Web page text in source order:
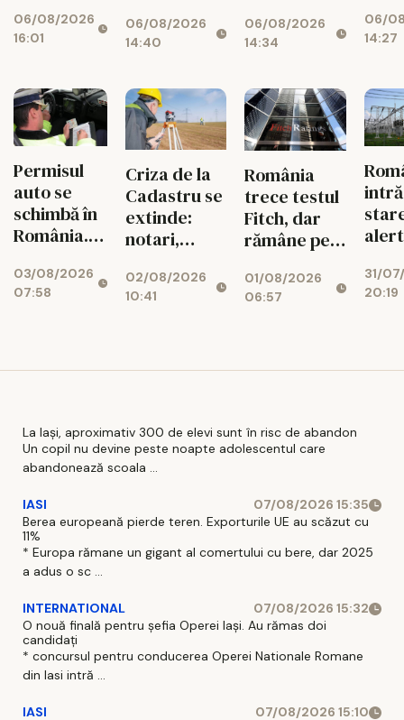
mari pot
rămâne
energie în
orele de
vârf
06/08/2026
16:01
zona
seismică
06/08/2026
14:40
rutiere
decât din
tuberculozei
și a
drogurilor
06/08/2026
14:34
06/
14:27
Permisul
auto se
schimbă în
România.
noi îi
așteaptă
intra în
03/08/2026
07:58
Criza de la
Cadastru se
extinde:
notari,
și bănci,
afectați de
02/08/2026
10:41
România
trece testul
Fitch, dar
rămâne pe
prăpastiei
financiare
01/08/2026
06:57
31/
20:19
La Iași, aproximativ 300 de elevi sunt în risc de abandon
Un copil nu devine peste noapte adolescentul care
abandonează scoala ...
IASI
07/08/2026 15:35
Berea europeană pierde teren. Exporturile UE au scăzut cu
11%
* Europa rămane un gigant al comertului cu bere, dar 2025
a adus o sc ...
INTERNATIONAL
07/08/2026 15:32
O nouă finală pentru șefia Operei Iași. Au rămas doi
candidați
* concursul pentru conducerea Operei Nationale Romane
din Iasi intră ...
IASI 07/08/2026 15:10